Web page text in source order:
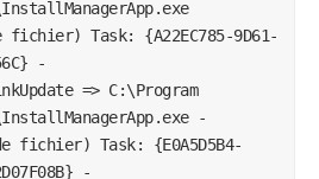
Task: {A22EC785-9D61-
-
=> C:\Program
-
fichier) Task: {E0A5D5B4-
-